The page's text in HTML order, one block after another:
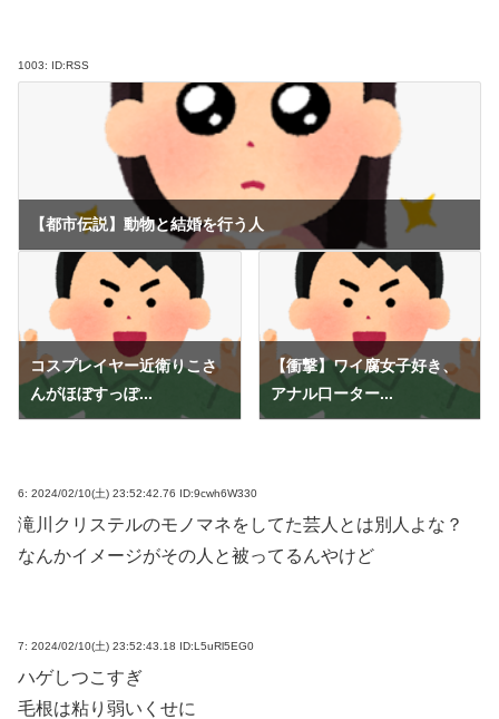
1003: ID:RSS
【都市伝説】動物と結婚を行う人
コスプレイヤー近衛りこさ
んがほぼすっぽ...
【衝撃】ワイ腐女子好き、
アナル口ーター...
6: 2024/02/10(土) 23:52:42.76 ID:9cwh6W330
滝川クリステルのモノマネをしてた芸人とは別人よな？
なんかイメージがその人と被ってるんやけど
7: 2024/02/10(土) 23:52:43.18 ID:L5uRl5EG0
ハゲしつこすぎ
毛根は粘り弱いくせに